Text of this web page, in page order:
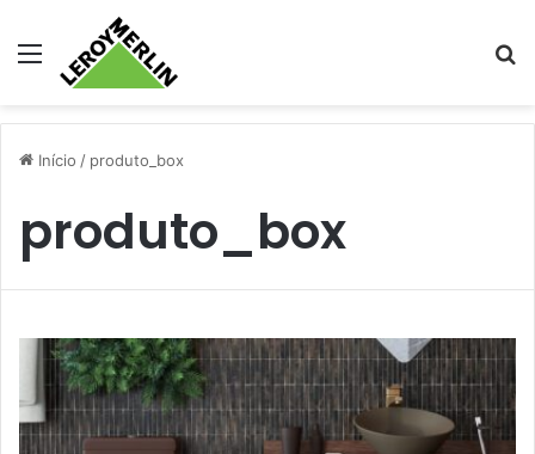
Menu
Início / produto_box
produto_box